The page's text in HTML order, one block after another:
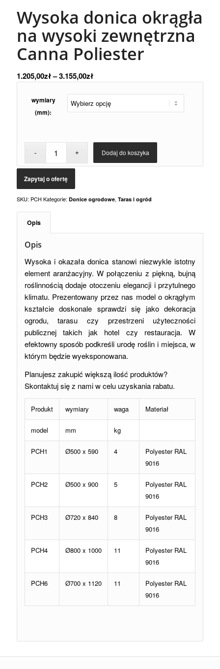
Wysoka donica okrągła
na wysoki zewnętrzna
Canna Poliester
1.205,00zł–3.155,00zł
wymiary
(mm):
Dodaj do koszyka
SKU: PCH Kategorie: Donice ogrodowe, Taras i ogród
Opis
Opis
Wysoka i okazała donica stanowi niezwykle istotny
element aranżacyjny. W połączeniu z piękną, bujną
roślinnością dodaje otoczeniu elegancji i przytulnego
klimatu. Prezentowany przez nas model o okrągłym
kształcie doskonale sprawdzi się jako dekoracja
ogrodu, tarasu czy przestrzeni użyteczności
publicznej takich jak hotel czy restauracja. W
efektowny sposób podkreśli urodę roślin i miejsca, w
którym będzie wyeksponowana.
Planujesz zakupić większą ilość produktów?
Skontaktuj się z nami w celu uzyskania rabatu.
Produkt wymiary waga Materiał
model mm kg
PCH1 Ø500 x 590 4
Polyester RAL
9016
PCH2 Ø500 x 900 5
Polyester RAL
9016
PCH3 Ø720 x 840 8
Polyester RAL
9016
PCH4 Ø800 x 1000 11
Polyester RAL
9016
PCH6 Ø700 x 1120 11
Polyester RAL
9016